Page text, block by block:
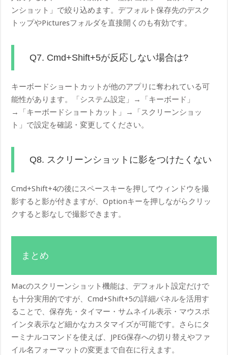
ンショット」で絞り込めます。デフォルト保存先のデスク
トップやPicturesフォルダを直接開くのも有効です。
Q7. Cmd+Shift+5が反応しない場合は?
キーボードショートカットが他のアプリに奪われている可
能性があります。「システム設定」→「キーボード」
→「キーボードショートカット」→「スクリーンショッ
ト」で設定を確認・変更してください。
Q8. スクリーンショットに影をつけたくない
Cmd+Shift+4の後にスペースキーを押してウィンドウを撮
影すると影が付きますが、Optionキーを押しながらクリッ
クすると影なしで撮影できます。
まとめ
Macのスクリーンショット機能は、デフォルト設定だけで
も十分実用的ですが、Cmd+Shift+5の詳細パネルを活用す
ることで、保存先・タイマー・サムネイル表示・マウスポ
インタ表示など細かなカスタマイズが可能です。さらにタ
ーミナルコマンドを使えば、JPEG保存への切り替えやファ
イル名フォーマットの変更まで自在に行えます。